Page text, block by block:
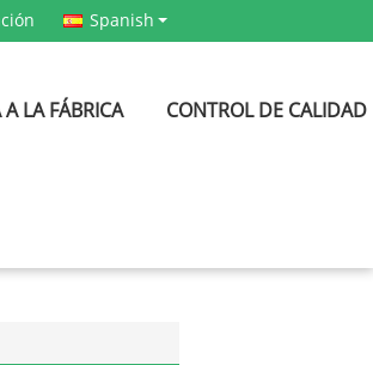
Spanish
A LA FÁBRICA CONTROL DE CALIDAD